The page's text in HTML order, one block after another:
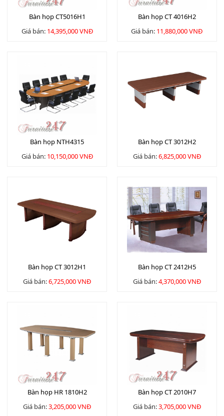
Bàn họp CT5016H1
Giá bán: 14,395,000 VNĐ
Bàn họp CT 4016H2
Giá bán: 11,880,000 VNĐ
Bàn họp NTH4315
Giá bán: 10,150,000 VNĐ
Bàn họp CT 3012H2
Giá bán:6,825,000 VNĐ
Bàn họp CT 3012H1
Giá bán:6,725,000 VNĐ
Bàn họp CT 2412H5
Giá bán:4,370,000 VNĐ
Bàn họp HR 1810H2
Giá bán:3,205,000 VNĐ
Bàn họp CT 2010H7
Giá bán:3,705,000 VNĐ